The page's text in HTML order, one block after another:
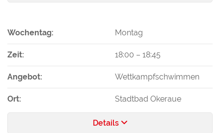
Wochentag: Montag
Zeit: 18:00 – 18:45
Angebot: Wettkampfschwimmen
Ort: Stadtbad Okeraue
Details